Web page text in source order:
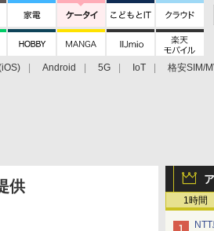
Android 5G IoT
格安SIM/
1時間
供